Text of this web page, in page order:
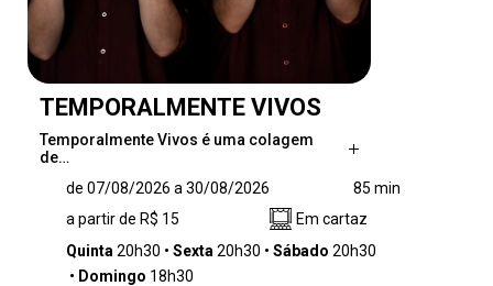
TEMPORALMENTE VIVOS
Temporalmente Vivos é uma colagem
de…
cenas independentes, tecidas delicadamente
com ironia e humor, que transitam entre as
linguagens do teatro e da dança. A peça faz
do realismo mágico latino-americano um
de 07/08/2026 a 30/08/2026
85 min
a partir de R$ 15
Em cartaz
Quinta 20h30 Sexta 20h30 Sábado 20h30
Domingo 18h30